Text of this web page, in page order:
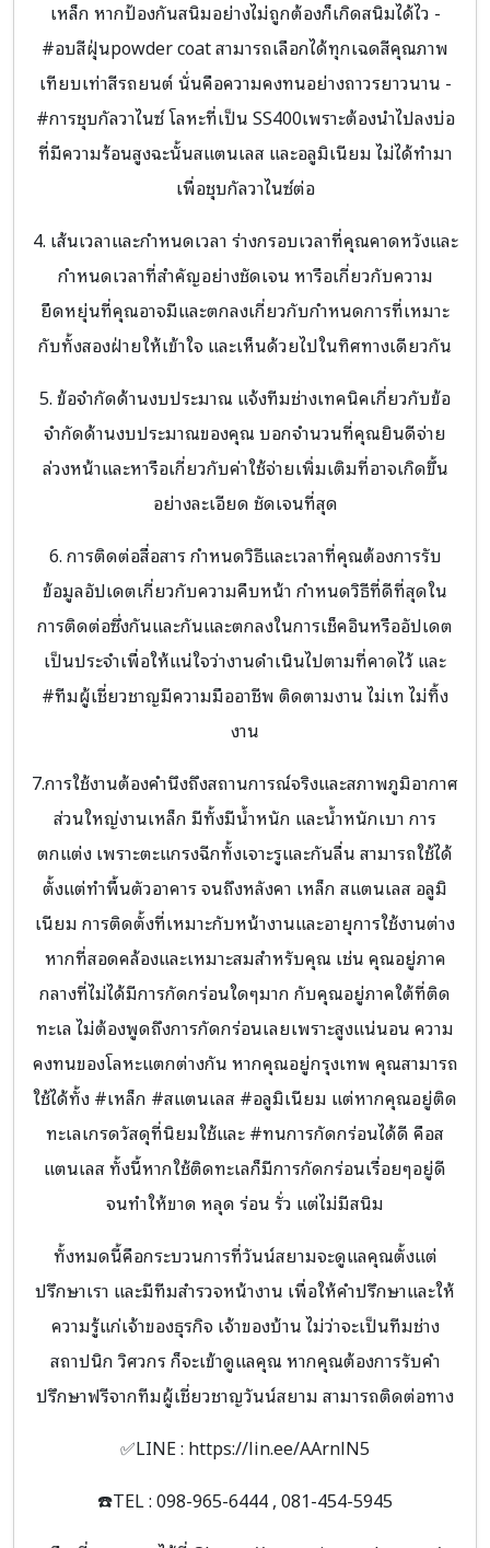
เหล็ก หากป้องกันสนิมอย่างไม่ถูกต้องก็เกิดสนิมได้ไว -
#อบสีฝุ่นpowder coat สามารถเลือกได้ทุกเฉดสีคุณภาพ
เทียบเท่าสีรถยนต์ นั่นคือความคงทนอย่างถาวรยาวนาน -
#การชุบกัลวาไนซ์ โลหะที่เป็น SS400เพราะต้องนำไปลงบ่อ
ที่มีความร้อนสูงฉะนั้นสแตนเลส และอลูมิเนียม ไม่ได้ทำมา
เพื่อชุบกัลวาไนซ์ต่อ
4. เส้นเวลาและกำหนดเวลา ร่างกรอบเวลาที่คุณคาดหวังและ
กำหนดเวลาที่สำคัญอย่างชัดเจน หารือเกี่ยวกับความ
ยืดหยุ่นที่คุณอาจมีและตกลงเกี่ยวกับกำหนดการที่เหมาะ
กับทั้งสองฝ่ายให้เข้าใจ และเห็นด้วยไปในทิศทางเดียวกัน
5. ข้อจำกัดด้านงบประมาณ แจ้งทีมช่างเทคนิคเกี่ยวกับข้อ
จำกัดด้านงบประมาณของคุณ บอกจำนวนที่คุณยินดีจ่าย
ล่วงหน้าและหารือเกี่ยวกับค่าใช้จ่ายเพิ่มเติมที่อาจเกิดขึ้น
อย่างละเอียด ชัดเจนที่สุด
6. การติดต่อสื่อสาร กำหนดวิธีและเวลาที่คุณต้องการรับ
ข้อมูลอัปเดตเกี่ยวกับความคืบหน้า กำหนดวิธีที่ดีที่สุดใน
การติดต่อซึ่งกันและกันและตกลงในการเช็คอินหรืออัปเดต
เป็นประจำเพื่อให้แน่ใจว่างานดำเนินไปตามที่คาดไว้ และ
#ทีมผู้เชี่ยวชาญมีความมืออาชีพ ติดตามงาน ไม่เท ไม่ทิ้ง
งาน
7.การใช้งานต้องคำนึงถึงสถานการณ์จริงและสภาพภูมิอากาศ
ส่วนใหญ่งานเหล็ก มีทั้งมีน้ำหนัก และน้ำหนักเบา การ
ตกแต่ง เพราะตะแกรงฉีกทั้งเจาะรูและกันลื่น สามารถใช้ได้
ตั้งแต่ทำพื้นตัวอาคาร จนถึงหลังคา เหล็ก สแตนเลส อลูมิ
เนียม การติดตั้งที่เหมาะกับหน้างานและอายุการใช้งานต่าง
หากที่สอดคล้องและเหมาะสมสำหรับคุณ เช่น คุณอยู่ภาค
กลางที่ไม่ได้มีการกัดกร่อนใดๆมาก กับคุณอยู่ภาคใต้ที่ติด
ทะเล ไม่ต้องพูดถึงการกัดกร่อนเลยเพราะสูงแน่นอน ความ
คงทนของโลหะแตกต่างกัน หากคุณอยู่กรุงเทพ คุณสามารถ
ใช้ได้ทั้ง #เหล็ก #สแตนเลส #อลูมิเนียม แต่หากคุณอยู่ติด
ทะเลเกรดวัสดุที่นิยมใช้และ #ทนการกัดกร่อนได้ดี คือส
แตนเลส ทั้งนี้หากใช้ติดทะเลก็มีการกัดกร่อนเรื่อยๆอยู่ดี
จนทำให้ขาด หลุด ร่อน รั่ว แต่ไม่มีสนิม
ทั้งหมดนี้คือกระบวนการที่วันน์สยามจะดูแลคุณตั้งแต่
ปรึกษาเรา และมีทีมสำรวจหน้างาน เพื่อให้คำปรึกษาและให้
ความรู้แก่เจ้าของธุรกิจ เจ้าของบ้าน ไม่ว่าจะเป็นทีมช่าง
สถาปนิก วิศวกร ก็จะเข้าดูแลคุณ หากคุณต้องการรับคำ
ปรึกษาฟรีจากทีมผู้เชี่ยวชาญวันน์สยาม สามารถติดต่อทาง
✅LINE : https://lin.ee/AArnlN5
☎️TEL : 098-965-6444 , 081-454-5945